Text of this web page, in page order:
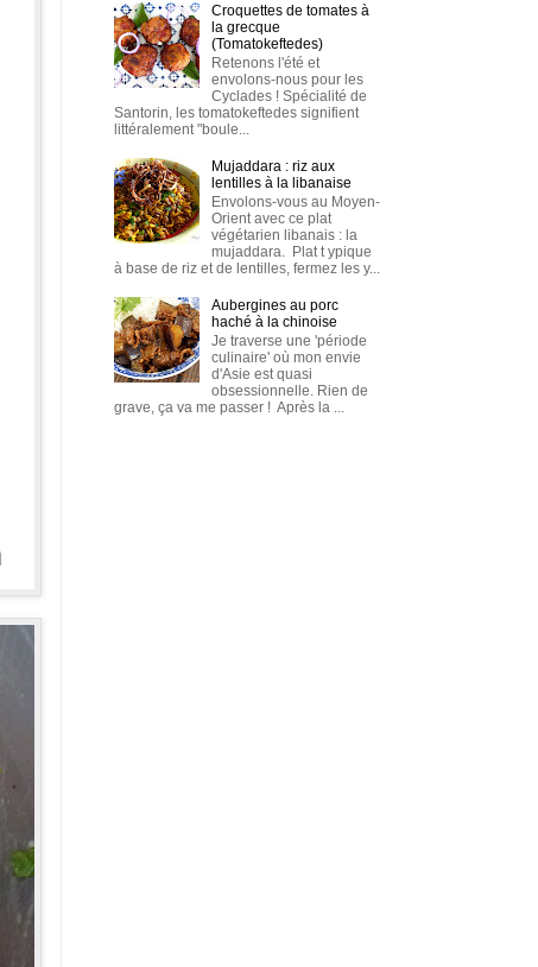
Croquettes de tomates à
la grecque
(Tomatokeftedes)
Retenons l'été et
envolons-nous pour les
Cyclades ! Spécialité de
Santorin, les tomatokeftedes signifient
littéralement "boule...
Mujaddara : riz aux
lentilles à la libanaise
Envolons-vous au Moyen-
Orient avec ce plat
végétarien libanais : la
mujaddara. Plat t ypique
à base de riz et de lentilles, fermez les y...
Aubergines au porc
haché à la chinoise
Je traverse une 'période
culinaire' où mon envie
d'Asie est quasi
obsessionnelle. Rien de
grave, ça va me passer ! Après la ...